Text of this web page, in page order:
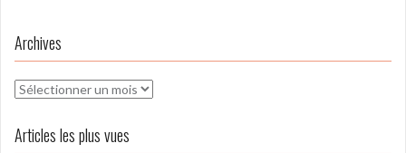
Archives
Archives
Articles les plus vues